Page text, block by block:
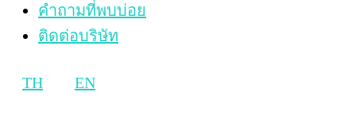
คำถามที่พบบ่อย
ติดต่อบริษัท
TH EN